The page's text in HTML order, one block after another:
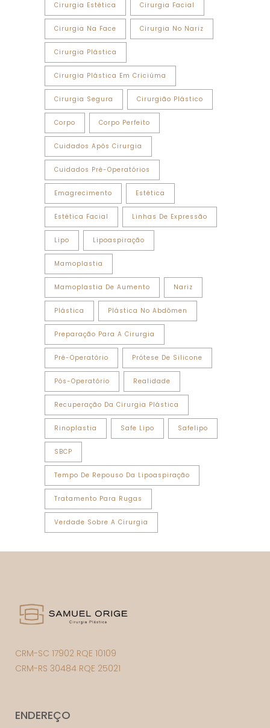
Cirurgia Estética Cirurgia Facial
Cirurgia Na Face Cirurgia No Nariz
Cirurgia Plástica
Cirurgia Plástica Em Criciúma
Cirurgia Segura Cirurgião Plástico
Corpo Corpo Perfeito
Cuidados Após Cirurgia
Cuidados Pré-Operatórios
Emagrecimento Estética
Estética Facial Linhas De Expressão
Lipo Lipoaspiração
Mamoplastia
Mamoplastia De Aumento Nariz
Plástica Plástica No Abdômen
Preparação Para A Cirurgia
Pré-Operatório Prótese De Silicone
Pós-Operatório Realidade
Recuperação Da Cirurgia Plástica
Rinoplastia Safe Lipo Safelipo
SBCP
Tempo De Repouso Da Lipoaspiração
Tratamento Para Rugas
Verdade Sobre A Cirurgia
CRM-SC 17902 RQE 10109
CRM-RS 30484 RQE 25021
ENDEREÇO